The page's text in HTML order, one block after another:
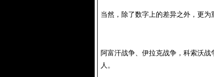
当然，除了数字上的差异之外，更为
阿富汗战争、伊拉克战争，科索沃
人。